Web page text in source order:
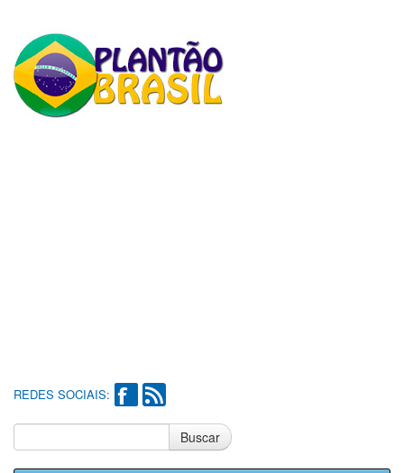
REDES SOCIAIS:
Buscar